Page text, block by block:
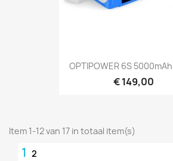
OPTIPOWER 6S
€ 149,00
Item 1-12 van 17 in totaal item(s)
1 2